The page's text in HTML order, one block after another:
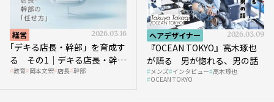
経営 2026.03.16
｢デキる店長・幹部」を育成す
る その1｜デキる店長・幹部
の「任せ方」
教育 岡本文宏 店長 幹部
ヘアデザイナー 2026.03.09
『OCEAN TOKYO』高木琢也
が語る 男が惚れる、男の話
メンズ インタビュー 高木琢也
OCEAN TOKYO